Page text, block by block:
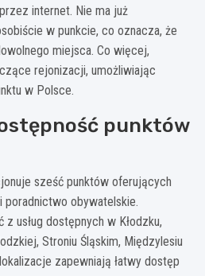
internet. Nie ma już
w punkcie, co oznacza, że
miejsca. Co więcej,
rejonizacji, umożliwiając
w Polsce.
punktów
sześć punktów oferujących
poradnictwo obywatelskie.
usług dostępnych w Kłodzku,
Stroniu Śląskim, Międzylesiu
zapewniają łatwy dostęp